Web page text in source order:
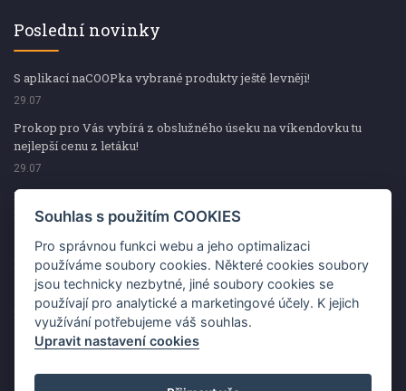
Poslední novinky
S aplikací naCOOPka vybrané produkty ještě levněji!
29.07
Prokop pro Vás vybírá z obslužného úseku na víkendovku tu
nejlepší cenu z letáku!
29.07
Prokop pro Vás vybírá z obslužného úseku na víkendovku tu
nejlepší cenu z letáku!
Kup špekáčky od Váhaly a vyhraj s naCOOPkou sekerku Fiskars
29.07
Prokop pro Vás vybírá na víkendovku ty nejlepší ceny z letáku!
29.07
Souhlas s použitím COOKIES
Pro správnou funkci webu a jeho optimalizaci
používáme soubory cookies. Některé cookies soubory
jsou technicky nezbytné, jiné soubory cookies se
používají pro analytické a marketingové účely. K jejich
využívání potřebujeme váš souhlas.
Upravit nastavení cookies